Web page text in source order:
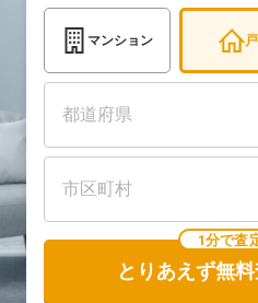
マンション
1分で査
とりあえず無